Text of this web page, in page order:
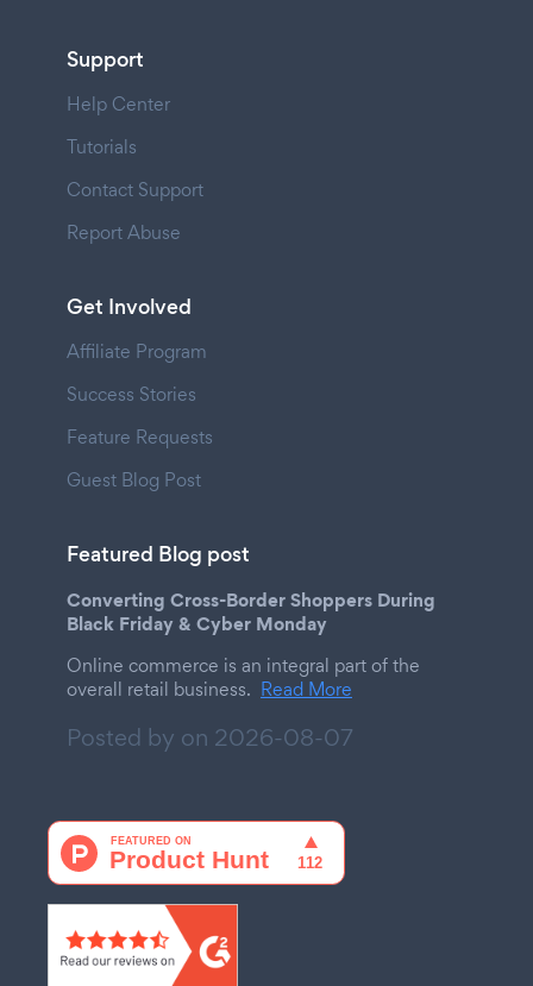
Support
Help Center
Tutorials
Contact Support
Report Abuse
Get Involved
Affiliate Program
Success Stories
Feature Requests
Guest Blog Post
Featured Blog post
Converting Cross-Border Shoppers During
Black Friday & Cyber Monday
Online commerce is an integral part of the
overall retail business. Read More
Posted by on 2026-08-07